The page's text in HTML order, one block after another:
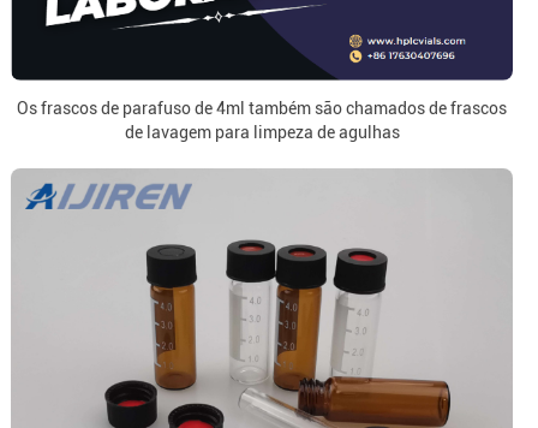
Os frascos de parafuso de 4ml também são chamados de frascos
de lavagem para limpeza de agulhas